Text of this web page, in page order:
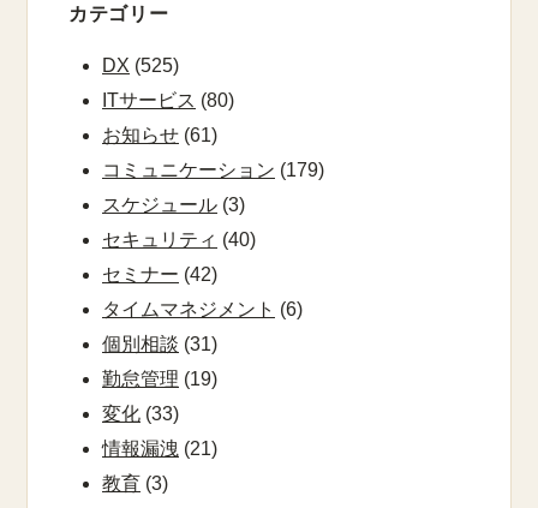
カテゴリー
DX (525)
ITサービス (80)
お知らせ (61)
コミュニケーション (179)
スケジュール (3)
セキュリティ (40)
セミナー (42)
タイムマネジメント (6)
個別相談 (31)
勤怠管理 (19)
変化 (33)
情報漏洩 (21)
教育 (3)